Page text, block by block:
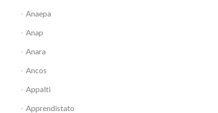
Anaepa
Anap
Anara
Ancos
Appalti
Apprendistato